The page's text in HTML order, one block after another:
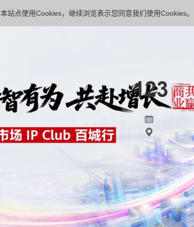
本站点使用Cookies，继续浏览表示您同意我们使用Cookies。